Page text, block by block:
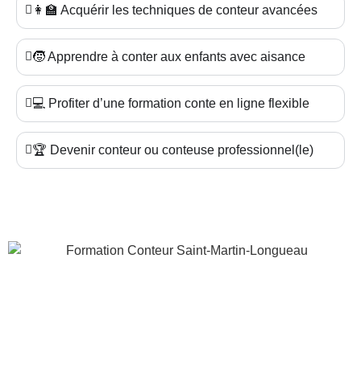
👩‍🏫 Acquérir les techniques de conteur avancées
🧒 Apprendre à conter aux enfants avec aisance
💻 Profiter d’une formation conte en ligne flexible
🏆 Devenir conteur ou conteuse professionnel(le)